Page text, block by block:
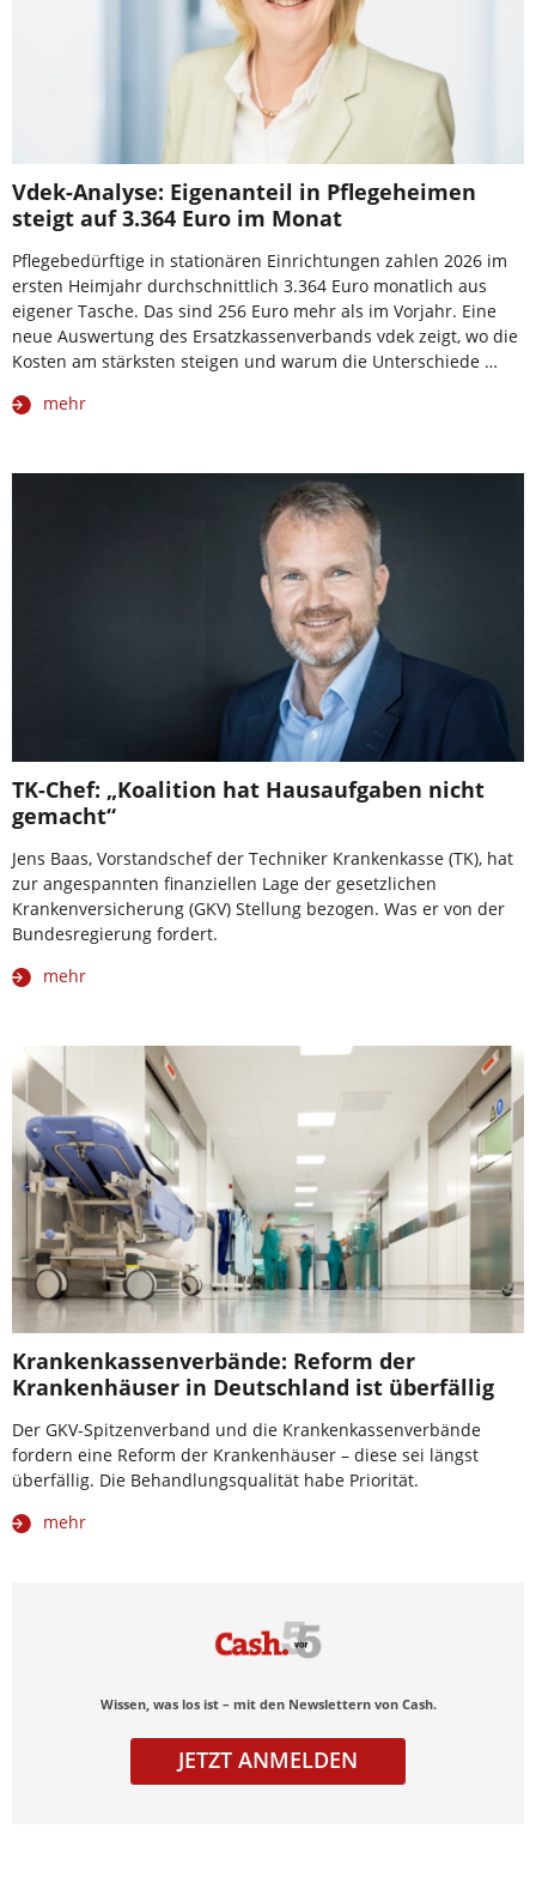
Vdek-Analyse: Eigenanteil in Pflegeheimen
steigt auf 3.364 Euro im Monat
Pflegebedürftige in stationären Einrichtungen zahlen 2026 im
ersten Heimjahr durchschnittlich 3.364 Euro monatlich aus
eigener Tasche. Das sind 256 Euro mehr als im Vorjahr. Eine
neue Auswertung des Ersatzkassenverbands vdek zeigt, wo die
Kosten am stärksten steigen und warum die Unterschiede …
mehr
TK-Chef: „Koalition hat Hausaufgaben nicht
gemacht“
Jens Baas, Vorstandschef der Techniker Krankenkasse (TK), hat
zur angespannten finanziellen Lage der gesetzlichen
Krankenversicherung (GKV) Stellung bezogen. Was er von der
Bundesregierung fordert.
mehr
Krankenkassenverbände: Reform der
Krankenhäuser in Deutschland ist überfällig
Der GKV-Spitzenverband und die Krankenkassenverbände
fordern eine Reform der Krankenhäuser – diese sei längst
überfällig. Die Behandlungsqualität habe Priorität.
mehr
Wissen, was los ist – mit den Newslettern von Cash.
JETZT ANMELDEN